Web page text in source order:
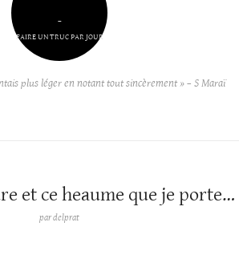
–
FAIRE UN TRUC PAR JOUR
plus léger en notant tout sincèrement » – S Maraï
et ce heaume que je porte…
pardelprat